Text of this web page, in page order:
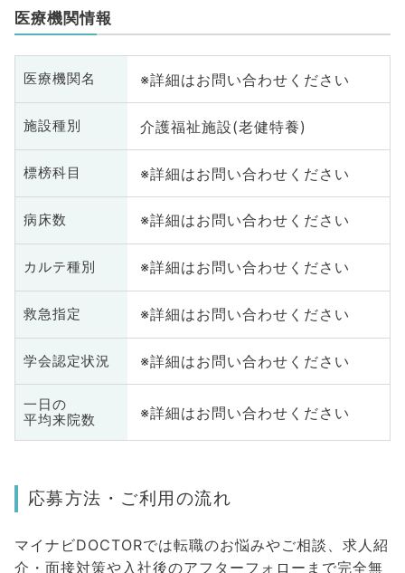
医療機関情報
医療機関名 ※詳細はお問い合わせください
施設種別 介護福祉施設(老健特養)
標榜科目 ※詳細はお問い合わせください
病床数 ※詳細はお問い合わせください
カルテ種別 ※詳細はお問い合わせください
救急指定 ※詳細はお問い合わせください
学会認定状況 ※詳細はお問い合わせください
一日の
平均来院数
※詳細はお問い合わせください
応募方法・ご利用の流れ
マイナビDOCTORでは転職のお悩みやご相談、求人紹
介・面接対策や入社後のアフターフォローまで完全無